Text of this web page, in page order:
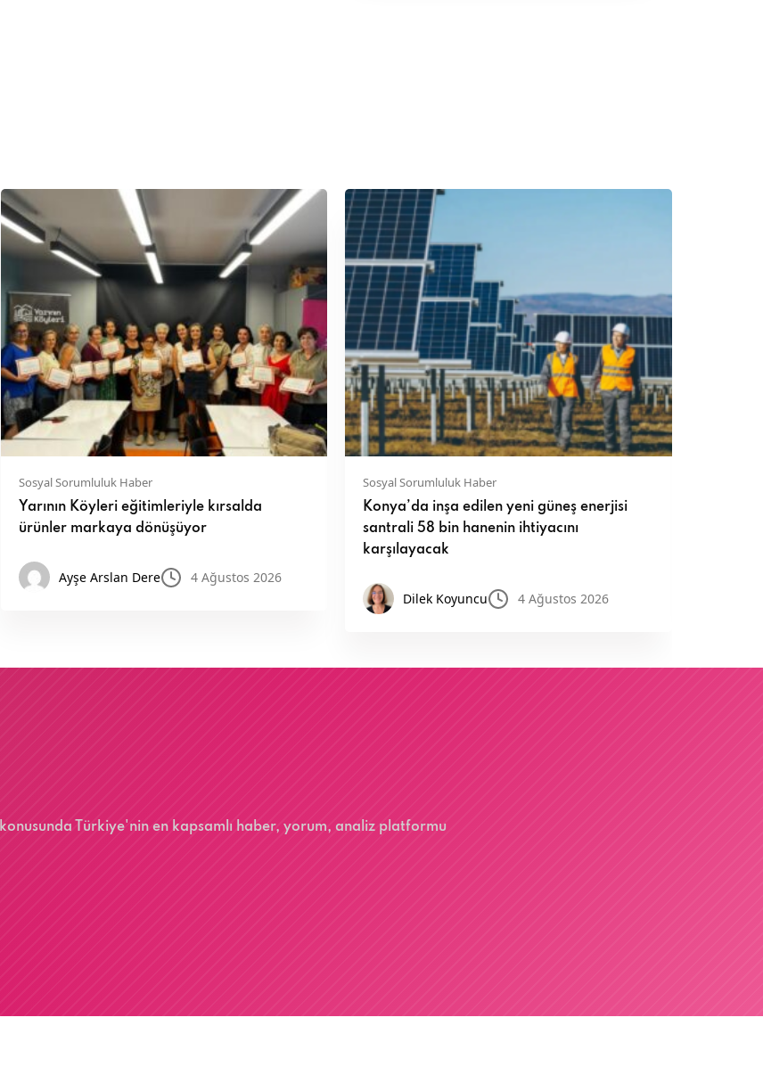
Sosyal Sorumluluk Haber
Yarının Köyleri eğitimleriyle kırsalda
ürünler markaya dönüşüyor
Ayşe Arslan Dere 4 Ağustos 2026
Sosyal Sorumluluk Haber
Konya’da inşa edilen yeni güneş enerjisi
santrali 58 bin hanenin ihtiyacını
karşılayacak
Dilek Koyuncu 4 Ağustos 2026
Türkiye'nin en kapsamlı haber, yorum, analiz platformu